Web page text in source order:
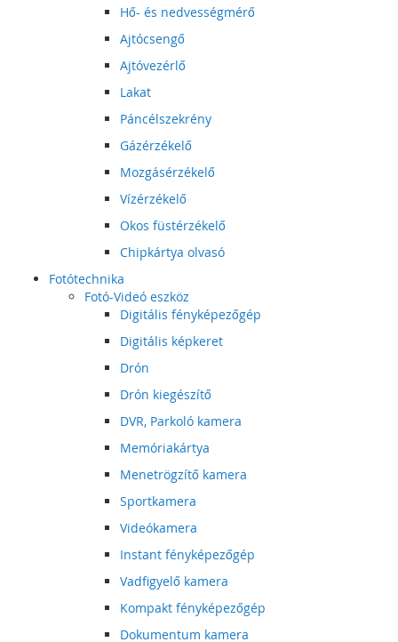
Hő- és nedvességmérő
Ajtócsengő
Ajtóvezérlő
Lakat
Páncélszekrény
Gázérzékelő
Mozgásérzékelő
Vízérzékelő
Okos füstérzékelő
Chipkártya olvasó
Fotótechnika
Fotó-Videó eszköz
Digitális fényképezőgép
Digitális képkeret
Drón
Drón kiegészítő
DVR, Parkoló kamera
Memóriakártya
Menetrögzítő kamera
Sportkamera
Videókamera
Instant fényképezőgép
Vadfigyelő kamera
Kompakt fényképezőgép
Dokumentum kamera